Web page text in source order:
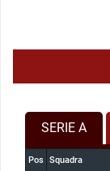
SERIE A
Pos Squadra